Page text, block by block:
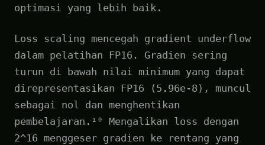
optimasi yang lebih baik.
Loss scaling mencegah gradient underflow
dalam pelatihan FP16. Gradien sering
turun di bawah nilai minimum yang dapat
direpresentasikan FP16 (5.96e-8), muncul
sebagai nol dan menghentikan
pembelajaran.¹⁰ Mengalikan loss dengan
2^16 menggeser gradien ke rentang yang